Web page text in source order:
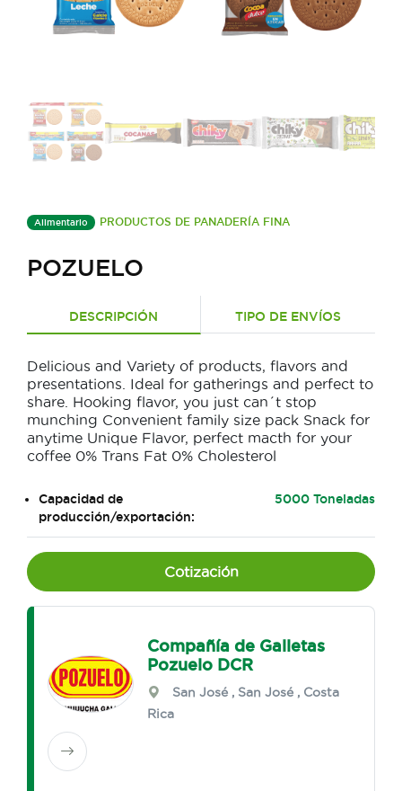
Alimentario PRODUCTOS DE PANADERÍA FINA
POZUELO
DESCRIPCIÓN TIPO DE ENVÍOS
Delicious and Variety of products, flavors and
presentations. Ideal for gatherings and perfect to
share. Hooking flavor, you just can´t stop
munching Convenient family size pack Snack for
anytime Unique Flavor, perfect macth for your
coffee 0% Trans Fat 0% Cholesterol
Capacidad de
producción/exportación:
5000 Toneladas
Cotización
Compañía de Galletas
Pozuelo DCR
San José , San José , Costa
Rica